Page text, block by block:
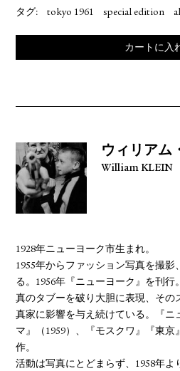
カートに入
タグ: tokyo 1961 special edition
ウィリアム
William KLEIN
1928年ニューヨーク市生まれ。
1955年からファッション写真を撮
る。1956年『ニューヨーク』を刊
真のタブーを破り大胆に表現、その
真家に影響を与え続けている。『ニ
マ』（1959）、『モスクワ』『東京
作。
活動は写真にとどまらず、1958年よ